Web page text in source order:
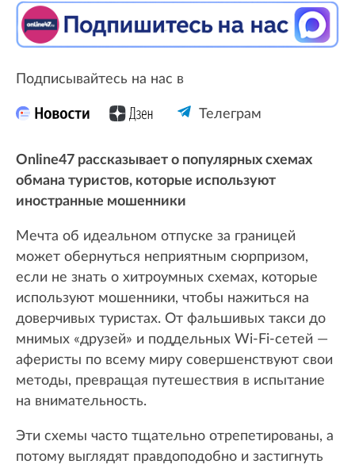
Подписывайтесь на нас в
Телеграм
Online47 рассказывает о популярных схемах
обмана туристов, которые используют
иностранные мошенники
Мечта об идеальном отпуске за границей
может обернуться неприятным сюрпризом,
если не знать о хитроумных схемах, которые
используют мошенники, чтобы нажиться на
доверчивых туристах. От фальшивых такси до
мнимых «друзей» и поддельных Wi-Fi-сетей —
аферисты по всему миру совершенствуют свои
методы, превращая путешествия в испытание
на внимательность.
Эти схемы часто тщательно отрепетированы, а
потому выглядят правдоподобно и застигнуть